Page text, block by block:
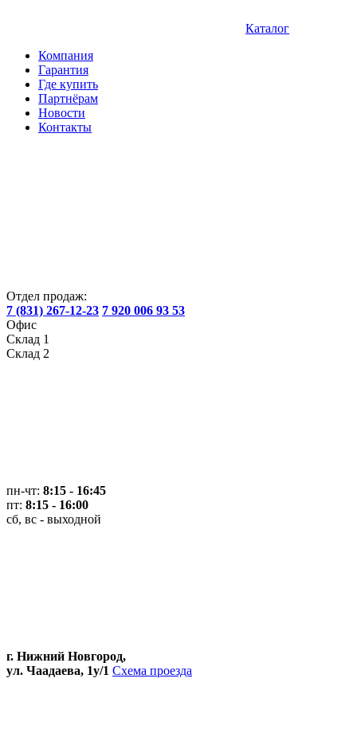
Каталог
Компания
Гарантия
Где купить
Партнёрам
Новости
Контакты
Отдел продаж:
7 (831) 267-12-23 7 920 006 93 53
Офис
Склад 1
Склад 2
пн-чт: 8:15 - 16:45
пт: 8:15 - 16:00
сб, вс - выходной
г. Нижний Новгород,
ул. Чаадаева, 1у/1 Схема проезда